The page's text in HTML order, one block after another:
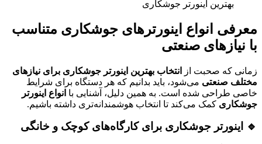
بهترین اینورتر جوشکاری
معرفی انواع اینورترهای جوشکاری متناسب
با نیازهای صنعتی
زمانی که صحبت از
انتخاب بهترین اینورتر جوشکاری برای نیازهای
مختلف صنعتی می‌شود، باید بدانیم که هر دستگاه برای شرایط
خاصی طراحی شده است. به همین دلیل، آشنایی با انواع اینورتر
جوشکاری کمک می‌کند تا انتخاب هوشمندانه‌تری داشته باشیم.
🔹 اینورتر جوشکاری برای کارگاه‌های کوچک و خانگی